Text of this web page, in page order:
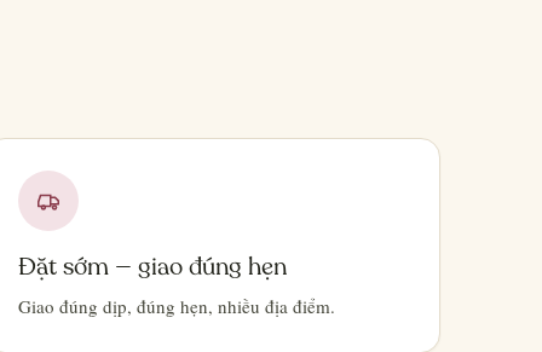
Đặt sớm — giao đúng hẹn
Giao đúng dịp, đúng hẹn, nhiều địa điểm.